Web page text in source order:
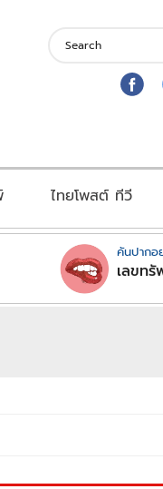
ไทยโพสต์ ทีวี
คันปากอ
เลขทรั